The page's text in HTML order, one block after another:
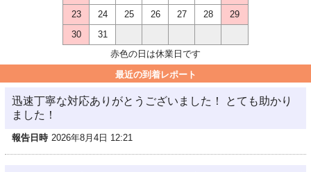
23
24 25 26 27 28
29
30
31
赤色の日は休業日です
最近の到着レポート
迅速丁寧な対応ありがとうございました！ とても助かり
ました！
報告日時 2026年8月4日 12:21